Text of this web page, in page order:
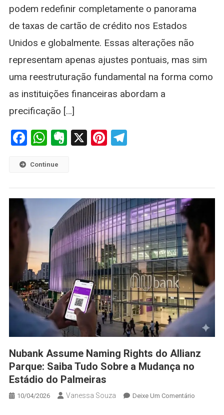
Crédito
podem redefinir completamente o panorama
de taxas de cartão de crédito nos Estados
Unidos e globalmente. Essas alterações não
representam apenas ajustes pontuais, mas sim
uma reestruturação fundamental na forma como
as instituições financeiras abordam a
precificação […]
Facebook
WhatsApp
Evernote
X Pinterest
Continue
Nubank Assume Naming Rights do Allianz
Parque: Saiba Tudo Sobre a Mudança no
Estádio do Palmeiras
10/04/2026 Vanessa Souza Deixe Um ComentárioOn